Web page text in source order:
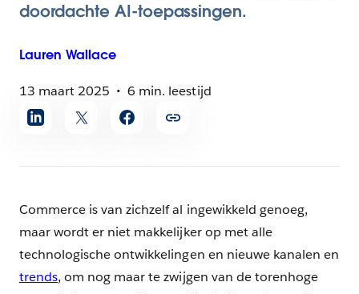
doordachte AI-toepassingen.
Lauren Wallace
13 maart 2025
6 min. leestijd
Artikel
delen
Commerce is van zichzelf al ingewikkeld genoeg,
maar wordt er niet makkelijker op met alle
technologische ontwikkelingen en nieuwe kanalen en
trends, om nog maar te zwijgen van de torenhoge